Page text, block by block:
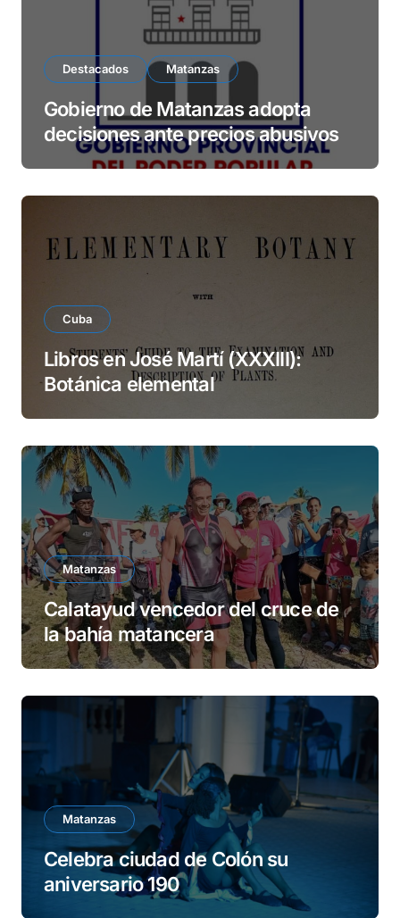
Destacados Matanzas
Gobierno de Matanzas adopta
decisiones ante precios abusivos
Cuba
Libros en José Martí (XXXIII):
Botánica elemental
Matanzas
Calatayud vencedor del cruce de
la bahía matancera
Matanzas
Celebra ciudad de Colón su
aniversario 190